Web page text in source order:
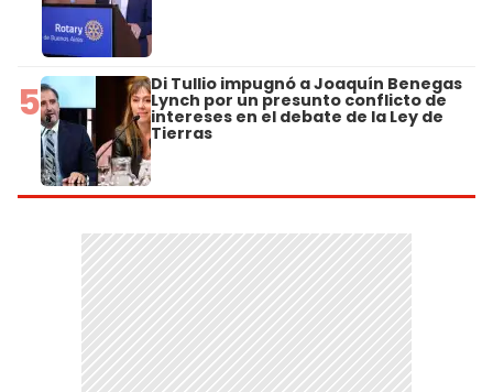
5 Di Tullio impugnó a Joaquín Benegas
Lynch por un presunto conflicto de
intereses en el debate de la Ley de
Tierras